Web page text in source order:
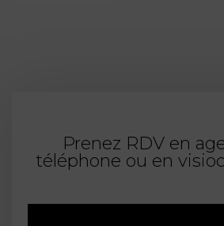
Prenez RDV en
téléphone ou en